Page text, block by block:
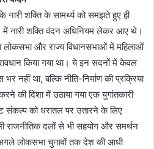
नारी शक्ति के सामर्थ्य को समझते हुए ही
में नारी शक्ति वंदन अधिनियम लेकर आए थे।
लोकसभा और राज्य विधानसभाओं में महिलाओं
किया गया था। ये इन सदनों में केवल
नहीं था, बल्कि नीति-निर्माण की प्रक्रिया
की दिशा में उठाया गया एक युगांतकारी
संकल्प को धरातल पर उतारने के लिए
राजनीतिक दलों से भी सहयोग और समर्थन
लोकसभा चुनावों तक देश की आधी